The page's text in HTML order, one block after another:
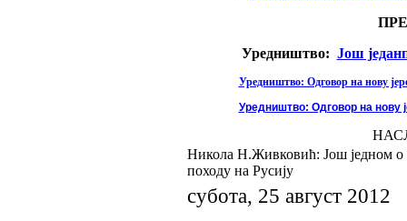
Уредништво: Још
Уредништво: Одговор на нову
Уредништво: Одговор на нову
Никола Н.Живковић: Још једном о
походу на Русију
субота, 25 август 2012